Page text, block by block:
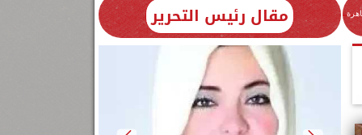
مقال رئيس التحرير